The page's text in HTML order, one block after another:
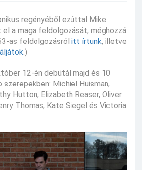
regényéből ezúttal Mike
a maga feldolgozását, méghozzá
as feldolgozásról itt írtunk, illetve
.)
12-én debütál majd és 10
Michiel Huisman,
Hutton, Elizabeth Reaser, Oliver
Thomas, Kate Siegel és Victoria